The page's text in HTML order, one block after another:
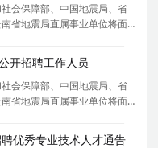
会保障部、中国地震局、省
省地震局直属事业单位将面
减灾事业、具备应聘岗位所
。现将
开招聘工作人员
会保障部、中国地震局、省
省地震局直属事业单位将面
减灾事业、具备应聘岗位所
考。现将
优秀专业技术人才通告